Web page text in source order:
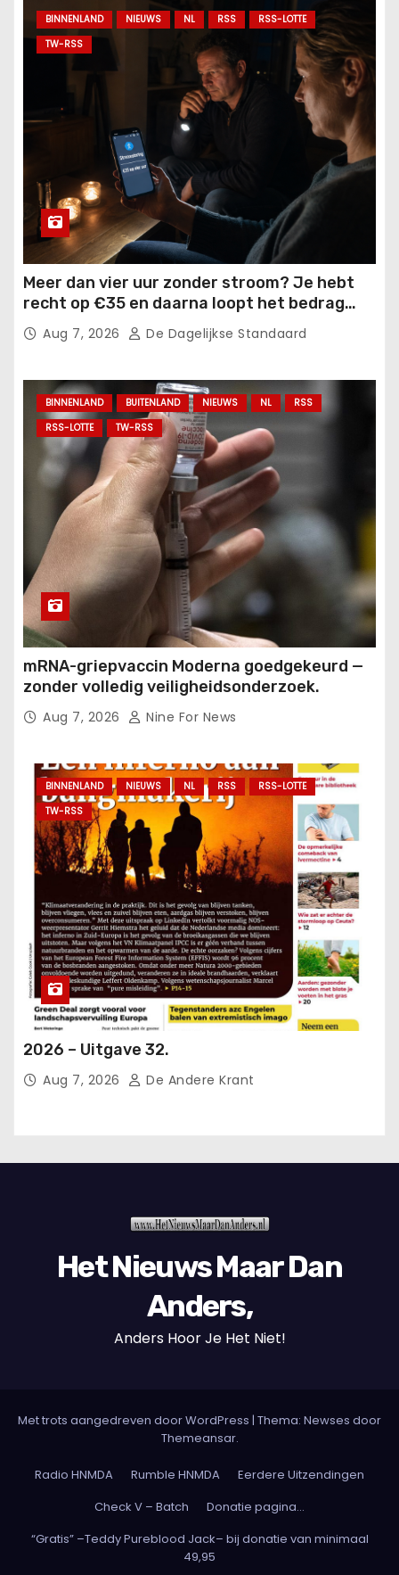
BINNENLAND NIEUWS NL RSS
RSS-LOTTE
TW-RSS
Meer dan vier uur zonder stroom? Je hebt
recht op €35 en daarna loopt het bedrag
verder op.
Aug 7, 2026 De Dagelijkse Standaard
BINNENLAND BUITENLAND NIEUWS NL
RSS
RSS-LOTTE
TW-RSS
mRNA-griepvaccin Moderna goedgekeurd —
zonder volledig veiligheidsonderzoek.
Aug 7, 2026 Nine For News
BINNENLAND NIEUWS NL RSS
RSS-LOTTE
TW-RSS
2026 – Uitgave 32.
Aug 7, 2026 De Andere Krant
Het Nieuws Maar Dan
Anders,
Anders Hoor Je Het Niet!
Met trots aangedreven door WordPress | Thema: Newses door
Themeansar.
Radio HNMDA Rumble HNMDA
Eerdere Uitzendingen
Check V – Batch
Donatie pagina…
“Gratis” –Teddy Pureblood Jack– bij donatie van minimaal
49,95